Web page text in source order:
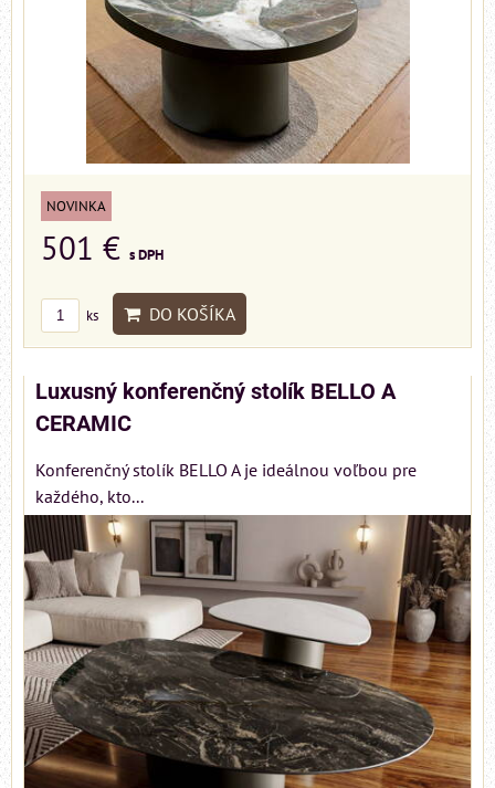
NOVINKA
501 € s DPH
ks DO KOŠÍKA
Luxusný konferenčný stolík BELLO A
CERAMIC
Konferenčný stolík BELLO A je ideálnou voľbou pre
každého, kto...